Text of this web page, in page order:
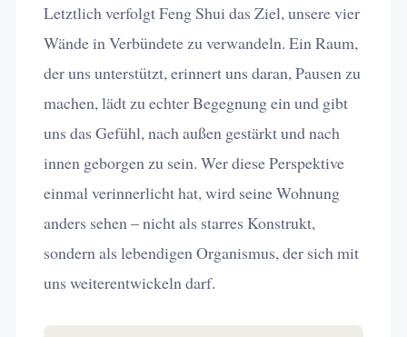
Letztlich verfolgt Feng Shui das Ziel, unsere vier
Wände in Verbündete zu verwandeln. Ein Raum,
der uns unterstützt, erinnert uns daran, Pausen zu
machen, lädt zu echter Begegnung ein und gibt
uns das Gefühl, nach außen gestärkt und nach
innen geborgen zu sein. Wer diese Perspektive
einmal verinnerlicht hat, wird seine Wohnung
anders sehen – nicht als starres Konstrukt,
sondern als lebendigen Organismus, der sich mit
uns weiterentwickeln darf.